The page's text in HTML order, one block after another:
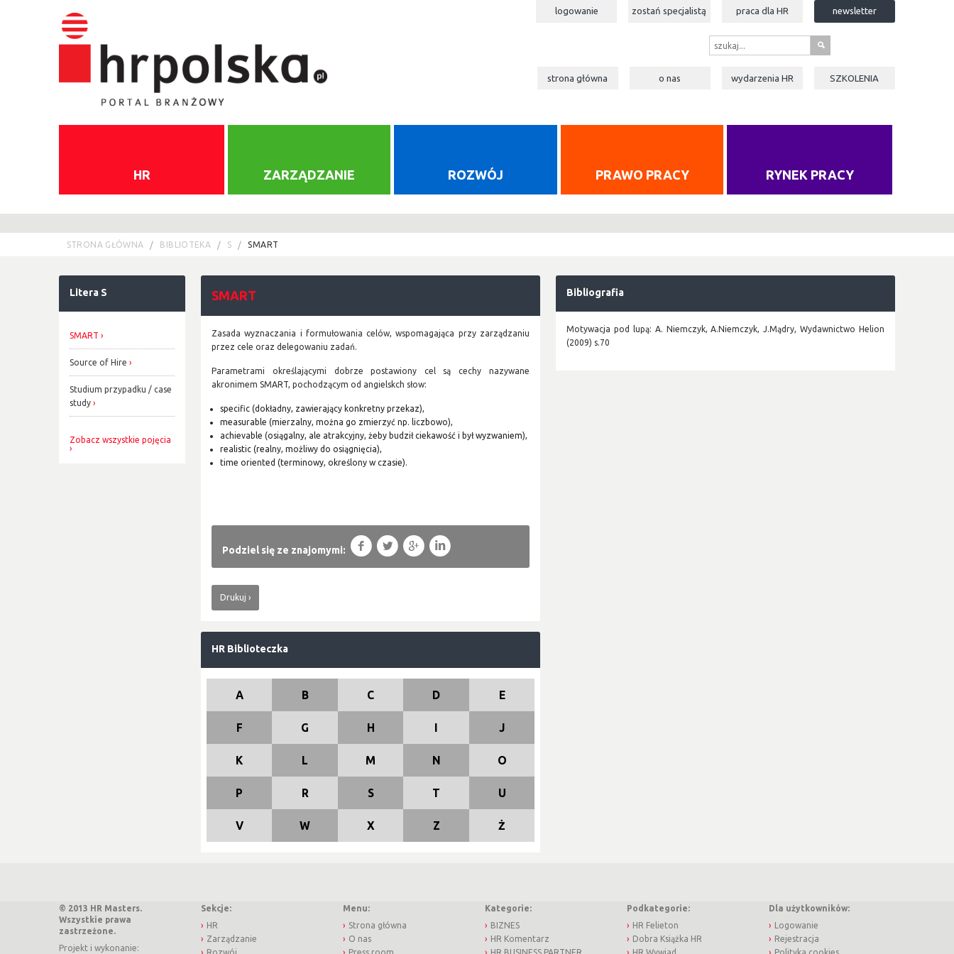
logowanie zostań specjalistą praca dla HR newsletter
s
strona główna o nas wydarzenia HR SZKOLENIA
HR ZARZĄDZANIE ROZWÓJ PRAWO PRACY RYNEK PRACY
STRONA GŁÓWNA BIBLIOTEKA S SMART
Litera S
SMART
Source of Hire
Studium przypadku / case
study
Zobacz wszystkie pojęcia
SMART
Zasada wyznaczania i formułowania celów, wspomagająca przy zarządzaniu
przez cele oraz delegowaniu zadań.
Parametrami określającymi dobrze postawiony cel są cechy nazywane
akronimem SMART, pochodzącym od angielskch słow:
specific (dokładny, zawierający konkretny przekaz),
measurable (mierzalny, można go zmierzyć np. liczbowo),
achievable (osiągalny, ale atrakcyjny, żeby budził ciekawość i był wyzwaniem),
realistic (realny, możliwy do osiągnięcia),
time oriented (terminowy, określony w czasie).
Podziel się ze znajomymi: f T g l
Drukuj
HR Biblioteczka
A B C D E
F G H I J
K L M N O
P R S T U
V W X Z Ż
Bibliografia
Motywacja pod lupą: A. Niemczyk, A.Niemczyk, J.Mądry, Wydawnictwo Helion
(2009) s.70
© 2013 HR Masters.
Wszystkie prawa
zastrzeżone.
Projekt i wykonanie:
Sekcje:
HR
Zarządzanie
Menu:
Strona główna
O nas
Kategorie:
BIZNES
HR Komentarz
Podkategorie:
HR Felieton
Dobra Książka HR
Dla użytkowników:
Logowanie
Rejestracja